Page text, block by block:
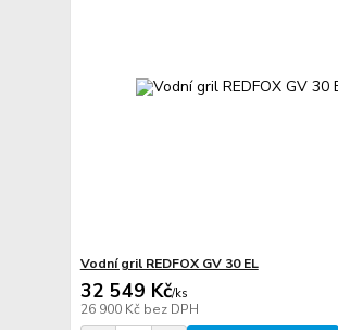
Vodní gril REDFOX GV 30 EL
32 549 Kč/ks
26 900 Kč bez DPH